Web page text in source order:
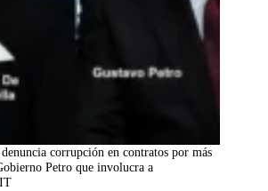
corrupción en contratos por más
Petro que involucra a